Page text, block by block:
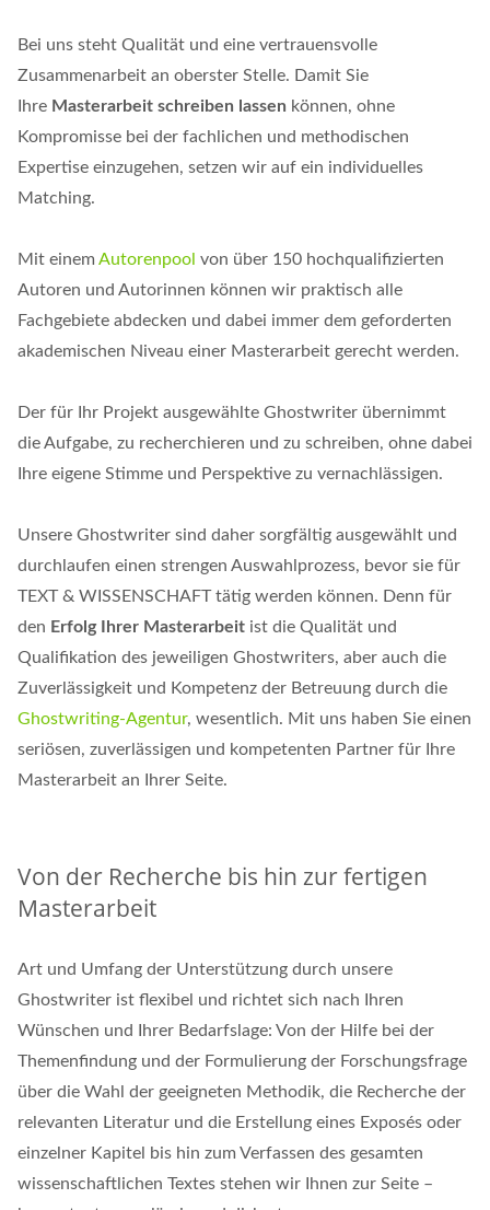
Bei uns steht Qualität und eine vertrauensvolle
Zusammenarbeit an oberster Stelle. Damit Sie
Ihre Masterarbeit schreiben lassen können, ohne
Kompromisse bei der fachlichen und methodischen
Expertise einzugehen, setzen wir auf ein individuelles
Matching.
Mit einem Autorenpool von über 150 hochqualifizierten
Autoren und Autorinnen können wir praktisch alle
Fachgebiete abdecken und dabei immer dem geforderten
akademischen Niveau einer Masterarbeit gerecht werden.
Der für Ihr Projekt ausgewählte Ghostwriter übernimmt
die Aufgabe, zu recherchieren und zu schreiben, ohne dabei
Ihre eigene Stimme und Perspektive zu vernachlässigen.
Unsere Ghostwriter sind daher sorgfältig ausgewählt und
durchlaufen einen strengen Auswahlprozess, bevor sie für
TEXT & WISSENSCHAFT tätig werden können. Denn für
den Erfolg Ihrer Masterarbeit ist die Qualität und
Qualifikation des jeweiligen Ghostwriters, aber auch die
Zuverlässigkeit und Kompetenz der Betreuung durch die
Ghostwriting-Agentur, wesentlich. Mit uns haben Sie einen
seriösen, zuverlässigen und kompetenten Partner für Ihre
Masterarbeit an Ihrer Seite.
Von der Recherche bis hin zur fertigen
Masterarbeit
Art und Umfang der Unterstützung durch unsere
Ghostwriter ist flexibel und richtet sich nach Ihren
Wünschen und Ihrer Bedarfslage: Von der Hilfe bei der
Themenfindung und der Formulierung der Forschungsfrage
über die Wahl der geeigneten Methodik, die Recherche der
relevanten Literatur und die Erstellung eines Exposés oder
einzelner Kapitel bis hin zum Verfassen des gesamten
wissenschaftlichen Textes stehen wir Ihnen zur Seite –